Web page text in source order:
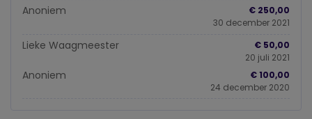
Anoniem
€ 250,00
30 december 2021
Lieke Waagmeester
€ 50,00
20 juli 2021
Anoniem
€ 100,00
24 december 2020